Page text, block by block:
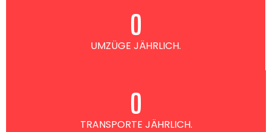
UMZÜGE JÄHRLICH.
0
TRANSPORTE JÄHRLICH.
0